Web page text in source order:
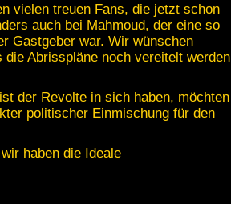
vielen treuen Fans, die jetzt schon
auch bei Mahmoud, der eine so
Gastgeber war. Wir wünschen
Abrisspläne noch vereitelt werden
der Revolte in sich haben, möchten
politischer Einmischung für den
haben die Ideale